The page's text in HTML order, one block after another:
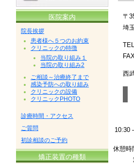
〒
埼
西
10:30
休憩時
医院案内
院長挨拶
患者様へ５つのお約束
クリニックの特徴
当院の取り組み１
当院の取り組み2
ご相談～治療終了まで
感染予防への取り組み
クリニックの設備
クリニックPHOTO
診療時間・アクセス
ご質問
初診相談のご予約
矯正装置の種類